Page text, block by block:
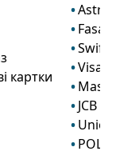
картки
Swift
Visa
JCB
POLi